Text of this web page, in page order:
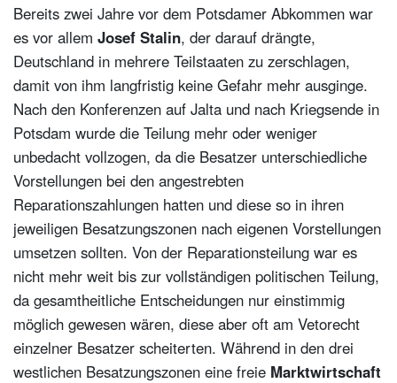
Bereits zwei Jahre vor dem Potsdamer Abkommen war
es vor allem Josef Stalin, der darauf drängte,
Deutschland in mehrere Teilstaaten zu zerschlagen,
damit von ihm langfristig keine Gefahr mehr ausginge.
Nach den Konferenzen auf Jalta und nach Kriegsende in
Potsdam wurde die Teilung mehr oder weniger
unbedacht vollzogen, da die Besatzer unterschiedliche
Vorstellungen bei den angestrebten
Reparationszahlungen hatten und diese so in ihren
jeweiligen Besatzungszonen nach eigenen Vorstellungen
umsetzen sollten. Von der Reparationsteilung war es
nicht mehr weit bis zur vollständigen politischen Teilung,
da gesamtheitliche Entscheidungen nur einstimmig
möglich gewesen wären, diese aber oft am Vetorecht
einzelner Besatzer scheiterten. Während in den drei
westlichen Besatzungszonen eine freie Marktwirtschaft